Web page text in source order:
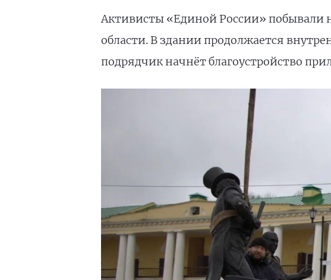
Активисты «Единой России» побывали
области. В здании продолжается
подрядчик начнёт благоустройство